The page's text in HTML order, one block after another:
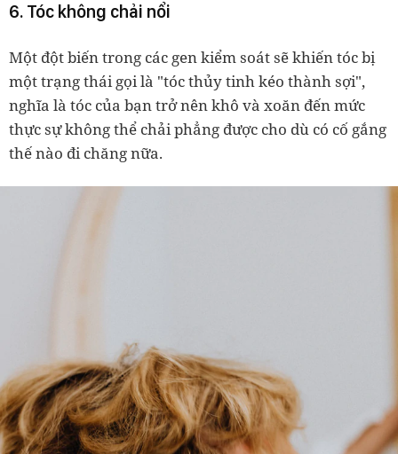
6. Tóc không chải nổi
Một đột biến trong các gen kiểm soát sẽ khiến tóc bị
một trạng thái gọi là "tóc thủy tinh kéo thành sợi",
nghĩa là tóc của bạn trở nên khô và xoăn đến mức
thực sự không thể chải phẳng được cho dù có cố gắng
thế nào đi chăng nữa.